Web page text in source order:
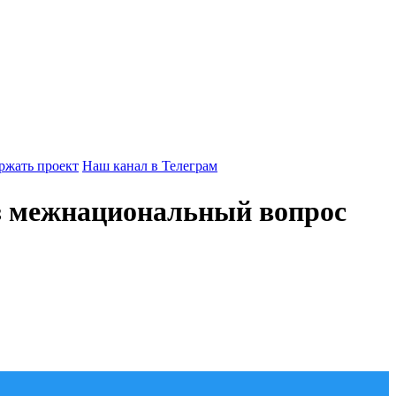
проект Наш канал в Телеграм
межнациональный вопрос